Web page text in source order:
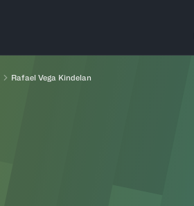
Rafael Vega Kindelan